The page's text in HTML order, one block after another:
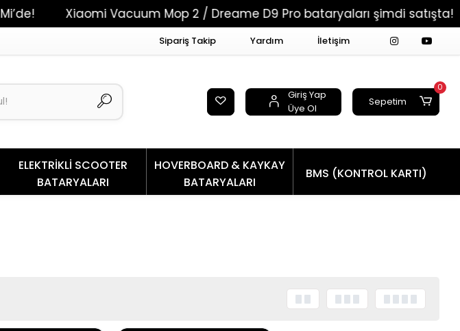
Xiaomi Vacuum Mop 2 / Dreame D9 Pro bataryaları şimdi satışta!
Sipariş Takip Yardım İletişim
Giriş Yap
Üye Ol
Sepetim
0
ELEKTRİKLİ SCOOTER
BATARYALARI
HOVERBOARD & KAYKAY
BATARYALARI
BMS (KONTROL KARTI)